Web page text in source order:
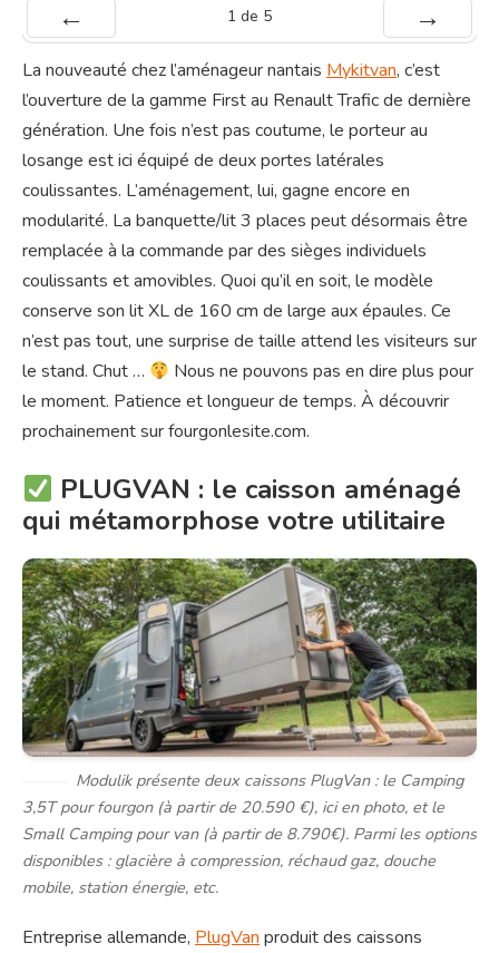
1 de 5
La nouveauté chez l’aménageur nantais Mykitvan, c’est
l’ouverture de la gamme First au Renault Trafic de dernière
génération. Une fois n’est pas coutume, le porteur au
losange est ici équipé de deux portes latérales
coulissantes. L’aménagement, lui, gagne encore en
modularité. La banquette/lit 3 places peut désormais être
remplacée à la commande par des sièges individuels
coulissants et amovibles. Quoi qu’il en soit, le modèle
conserve son lit XL de 160 cm de large aux épaules. Ce
n’est pas tout, une surprise de taille attend les visiteurs sur
le stand. Chut …
Nous ne pouvons pas en dire plus pour
le moment. Patience et longueur de temps. À découvrir
prochainement sur fourgonlesite.com.
PLUGVAN : le caisson aménagé
qui métamorphose votre utilitaire
Modulik présente deux caissons PlugVan : le Camping
3,5Tpour fourgon (à partir de 20.590 €), ici en photo, et le
Small Campingpour van (à partir de 8.790€). Parmi les options
disponibles : glacière à compression, réchaud gaz, douche
mobile, station énergie, etc.
Entreprise allemande, PlugVan produit des caissons